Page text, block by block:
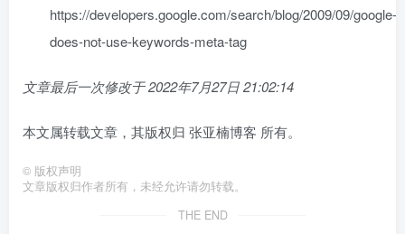
https://developers.google.com/search/blog/2009/09/google-
does-not-use-keywords-meta-tag
文章最后一次修改于2022年7月27日 21:02:14
本文属转载文章，其版权归 张亚楠博客 所有。
© 版权声明
文章版权归作者所有，未经允许请勿转载。
THE END